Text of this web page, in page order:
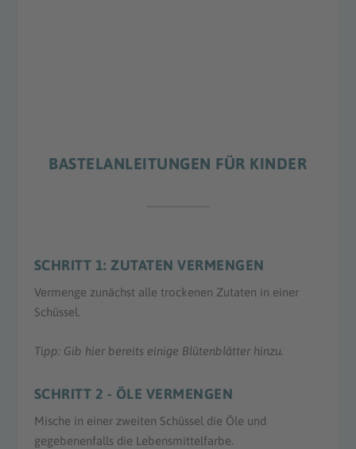
BASTELANLEITUNGEN FÜR KINDER
SCHRITT 1: ZUTATEN VERMENGEN
Vermenge zunächst alle trockenen Zutaten in einer
Schüssel.
Tipp: Gib hier bereits einige Blütenblätter hinzu.
SCHRITT 2 - ÖLE VERMENGEN
Mische in einer zweiten Schüssel die Öle und
gegebenenfalls die Lebensmittelfarbe.